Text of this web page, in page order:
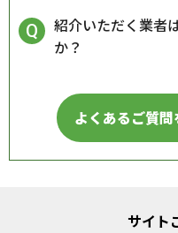
紹介いただく業者
か？
よくあるご質
サイト